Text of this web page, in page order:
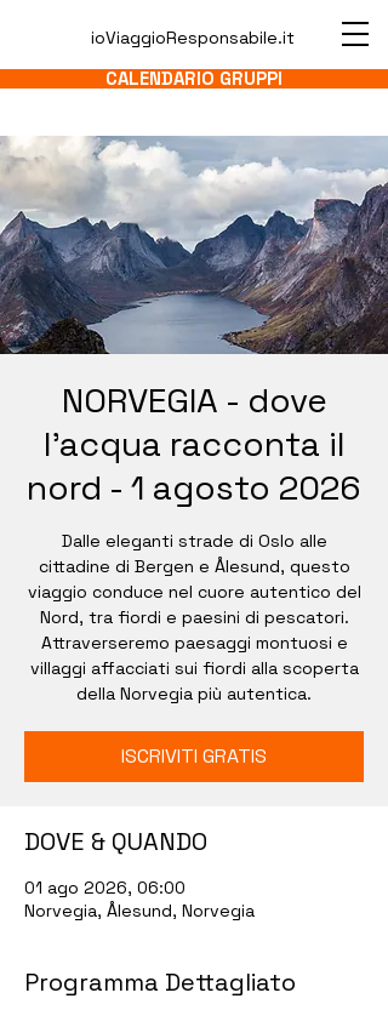
ioViaggioResponsabile.it
CALENDARIO GRUPPI
NORVEGIA - dove
l'acqua racconta il
nord - 1 agosto 2026
Dalle eleganti strade di Oslo alle
cittadine di Bergen e Ålesund, questo
viaggio conduce nel cuore autentico del
Nord, tra fiordi e paesini di pescatori.
Attraverseremo paesaggi montuosi e
villaggi affacciati sui fiordi alla scoperta
della Norvegia più autentica.
ISCRIVITI GRATIS
DOVE & QUANDO
01 ago 2026, 06:00
Norvegia, Ålesund, Norvegia
Programma Dettagliato